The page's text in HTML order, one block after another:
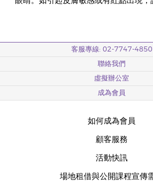
客服專線: 02-7747-4850
聯絡我們
虛擬辦公室
成為會員
如何成為會員
顧客服務
活動快訊
場地租借與公開課程宣傳